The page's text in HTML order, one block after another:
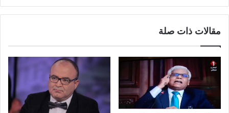
مقالات ذات صلة